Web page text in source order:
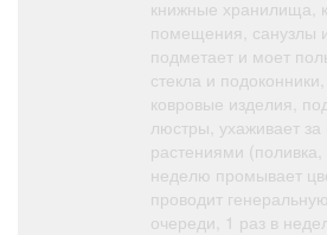
Я - пенсионер
книжные хранилища,
помещения, санузлы
подметает и моет
стекла и
ковровые изделия,
люстры, ухаживает
растениями
неделю промывает
проводит
очереди, 1 раз в